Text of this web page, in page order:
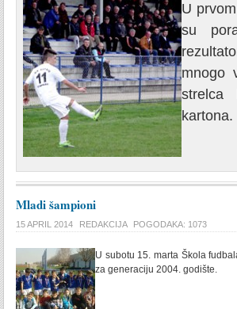
U
su
mnogo
strelca
kartona.
Mladi šampioni
15 APRIL 2014 REDAKCIJA POGODAKA: 1073
U subotu 15. marta Škola
za generaciju 2004. godište.